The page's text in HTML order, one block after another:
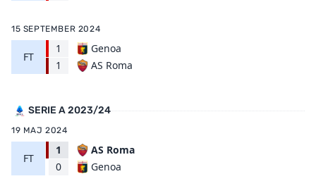
15 SEPTEMBER 2024
FT
1
1
Genoa
AS Roma
SERIE A 2023/24
19 MAJ 2024
FT
1
0
AS Roma
Genoa